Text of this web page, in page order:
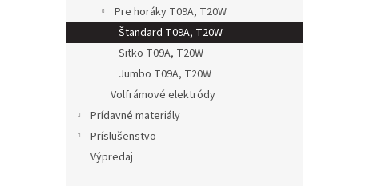
Pre horáky T09A, T20W
Štandard T09A, T20W
Sitko T09A, T20W
Jumbo T09A, T20W
Volfrámové elektródy
Prídavné materiály
Príslušenstvo
Výpredaj